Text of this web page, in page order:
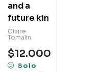
and a
future king
Claire
Tomalin
$12.000
Solo